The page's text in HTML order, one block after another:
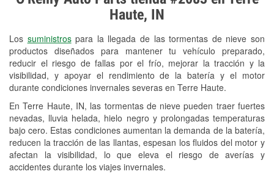
Haute, IN
Los suministrospara la llegada de las tormentas de nieve son
productos diseñados para mantener tu vehículo preparado,
reducir el riesgo de fallas por el frío, mejorar la tracción y la
visibilidad, y apoyar el rendimiento de la batería y el motor
durante condiciones invernales severas en Terre Haute.
En Terre Haute, IN, las tormentas de nieve pueden traer fuertes
nevadas, lluvia helada, hielo negro y prolongadas temperaturas
bajo cero. Estas condiciones aumentan la demanda de la batería,
reducen la tracción de las llantas, espesan los fluidos del motor y
afectan la visibilidad, lo que eleva el riesgo de averías y
accidentes durante los viajes invernales.
Revisión de la luz "Check Engine"
Reciclaje de baterías y aceite
Instalación de bombillas de faros
Instalación de limpiaparabrisas
Programa de Préstamo de
Herramientas
Rectificación de tambores y discos de
freno